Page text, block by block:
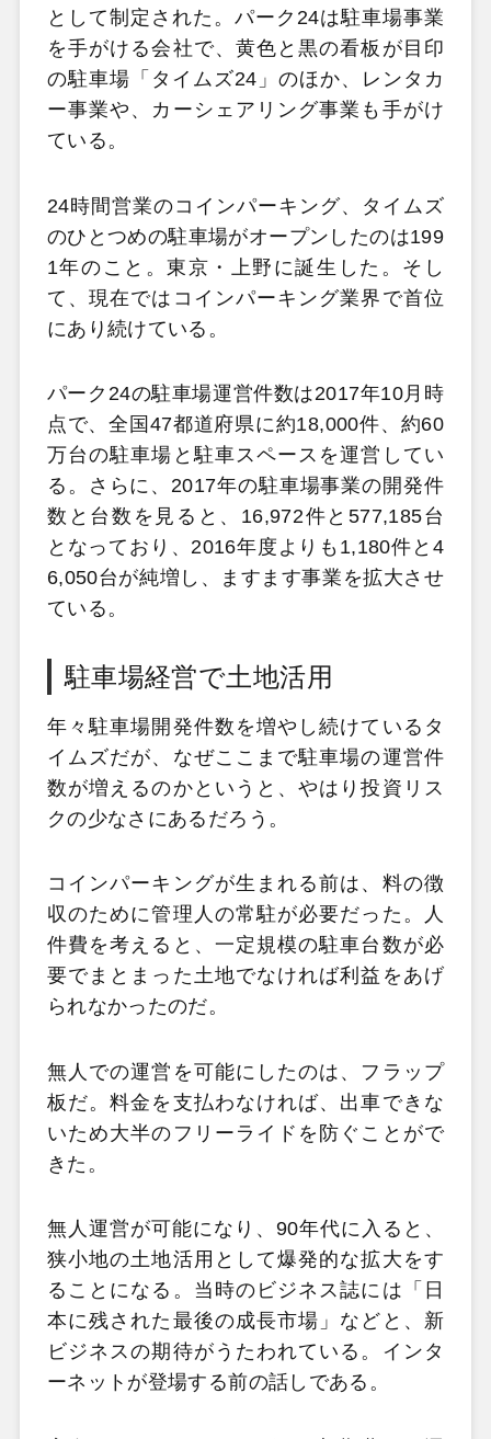
として制定された。パーク24は駐車場事業
を手がける会社で、黄色と黒の看板が目印
の駐車場「タイムズ24」のほか、レンタカ
ー事業や、カーシェアリング事業も手がけ
ている。
24時間営業のコインパーキング、タイムズ
のひとつめの駐車場がオープンしたのは199
1年のこと。東京・上野に誕生した。そし
て、現在ではコインパーキング業界で首位
にあり続けている。
パーク24の駐車場運営件数は2017年10月時
点で、全国47都道府県に約18,000件、約60
万台の駐車場と駐車スペースを運営してい
る。さらに、2017年の駐車場事業の開発件
数と台数を見ると、16,972件と577,185台
となっており、2016年度よりも1,180件と4
6,050台が純増し、ますます事業を拡大させ
ている。
駐車場経営で土地活用
年々駐車場開発件数を増やし続けているタ
イムズだが、なぜここまで駐車場の運営件
数が増えるのかというと、やはり投資リス
クの少なさにあるだろう。
コインパーキングが生まれる前は、料の徴
収のために管理人の常駐が必要だった。人
件費を考えると、一定規模の駐車台数が必
要でまとまった土地でなければ利益をあげ
られなかったのだ。
無人での運営を可能にしたのは、フラップ
板だ。料金を支払わなければ、出車できな
いため大半のフリーライドを防ぐことがで
きた。
無人運営が可能になり、90年代に入ると、
狭小地の土地活用として爆発的な拡大をす
ることになる。当時のビジネス誌には「日
本に残された最後の成長市場」などと、新
ビジネスの期待がうたわれている。インタ
ーネットが登場する前の話しである。